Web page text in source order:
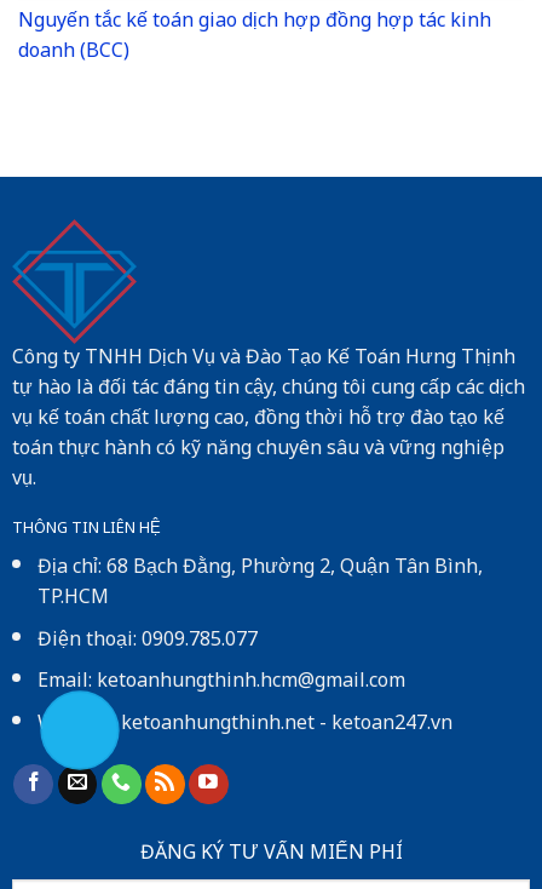
Nguyến tắc kế toán giao dịch hợp đồng hợp tác kinh
doanh (BCC)
Công ty TNHH Dịch Vụ và Đào Tạo Kế Toán Hưng Thịnh
tự hào là đối tác đáng tin cậy, chúng tôi cung cấp các dịch
vụ kế toán chất lượng cao, đồng thời hỗ trợ đào tạo kế
toán thực hành có kỹ năng chuyên sâu và vững nghiệp
vụ.
THÔNG TIN LIÊN HỆ
Địa chỉ: 68 Bạch Đằng, Phường 2, Quận Tân Bình,
TP.HCM
Điện thoại: 0909.785.077
Email: ketoanhungthinh.hcm@gmail.com
Website:ketoanhungthinh.net-ketoan247.vn
ĐĂNG KÝ TƯ VẤN MIẾN PHÍ